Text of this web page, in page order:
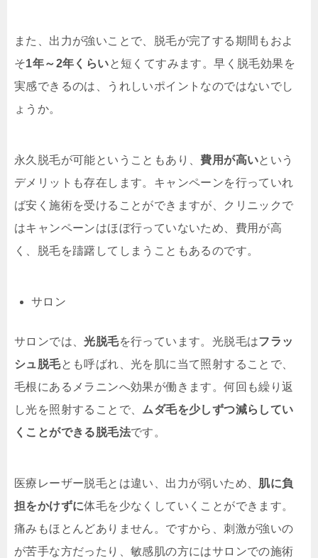
また、出力が強いことで、脱毛が完了する期間もおよ
そ1年～2年くらいと短くてすみます。早く脱毛効果を
実感できるのは、うれしいポイントなのではないでし
ょうか。
永久脱毛が可能ということもあり、費用が高いという
デメリットも存在します。キャンペーンを行っていれ
ば安く施術を受けることができますが、クリニックで
はキャンペーンはほぼ行っていないため、費用が高
く、脱毛を躊躇してしまうこともあるのです。
サロン
サロンでは、光脱毛を行っています。光脱毛はフラッ
シュ脱毛とも呼ばれ、光を肌に当て照射することで、
毛根にあるメラニンへ効果が働きます。何回も繰り返
し光を照射することで、 ムダ毛を少しずつ減らしてい
くことができる脱毛法です。
医療レーザー脱毛とは違い、出力が弱いため、 肌に負
担をかけずに体毛を少なくしていくことができます。
痛みもほとんどありません。ですから、刺激が強いの
が苦手な方だったり、敏感肌の方にはサロンでの施術